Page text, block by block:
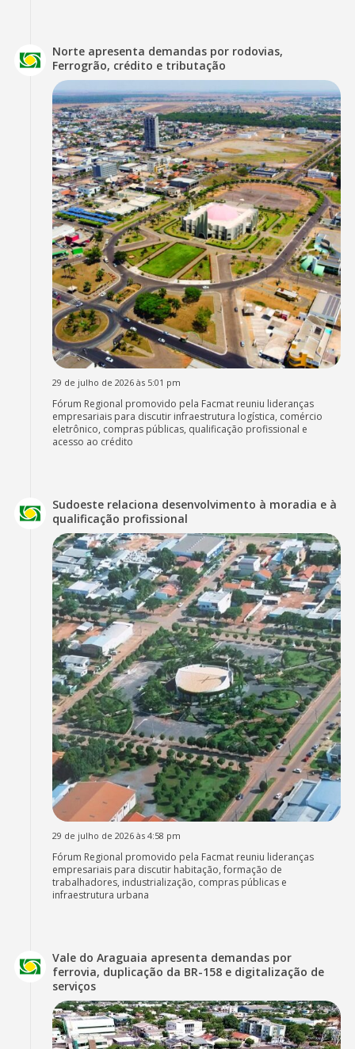
Norte apresenta demandas por rodovias,
Ferrogrão, crédito e tributação
29 de julho de 2026 às 5:01 pm
Fórum Regional promovido pela Facmat reuniu lideranças
empresariais para discutir infraestrutura logística, comércio
eletrônico, compras públicas, qualificação profissional e
acesso ao crédito
Sudoeste relaciona desenvolvimento à moradia e à
qualificação profissional
29 de julho de 2026 às 4:58 pm
Fórum Regional promovido pela Facmat reuniu lideranças
empresariais para discutir habitação, formação de
trabalhadores, industrialização, compras públicas e
infraestrutura urbana
Vale do Araguaia apresenta demandas por
ferrovia, duplicação da BR-158 e digitalização de
serviços